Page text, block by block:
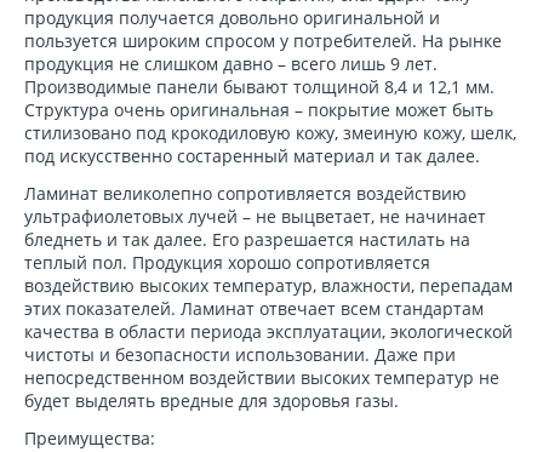
продукция получается довольно оригинальной и
пользуется широким спросом у потребителей. На рынке
продукция не слишком давно – всего лишь 9 лет.
Производимые панели бывают толщиной 8,4 и 12,1 мм.
Структура очень оригинальная – покрытие может быть
стилизовано под крокодиловую кожу, змеиную кожу, шелк,
под искусственно состаренный материал и так далее.
Ламинат великолепно сопротивляется воздействию
ультрафиолетовых лучей – не выцветает, не начинает
бледнеть и так далее. Его разрешается настилать на
теплый пол. Продукция хорошо сопротивляется
воздействию высоких температур, влажности, перепадам
этих показателей. Ламинат отвечает всем стандартам
качества в области периода эксплуатации, экологической
чистоты и безопасности использовании. Даже при
непосредственном воздействии высоких температур не
будет выделять вредные для здоровья газы.
Преимущества: